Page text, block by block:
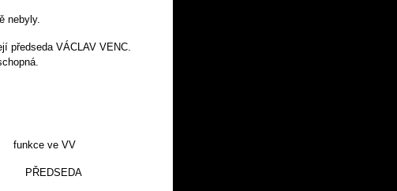
nebyly.
předseda VÁCLAV VENC.
ve VV